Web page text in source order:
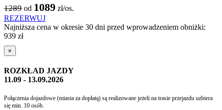
1289 od 1089 zł/os.
REZERWUJ
Najniższa cena w okresie 30 dni przed wprowadzeniem obniżki:
939 zł
×
ROZKŁAD JAZDY
11.09 - 13.09.2026
Połączenia dojazdowe (miasta za dopłatą) są realizowane jeżeli na trasie przejazdu uzbiera
się min. 10 osób.